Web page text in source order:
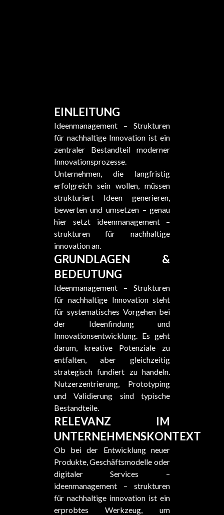
EINLEITUNG
Ideenmanagement – Strukturen
für nachhaltige Innovation ist ein
zentraler Bestandteil moderner
Innovationsprozesse.
Unternehmen, die langfristig
erfolgreich sein wollen, müssen
strukturiert Ideen generieren,
bewerten und umsetzen – genau
hier setzt ideenmanagement –
strukturen für nachhaltige
innovation an.
GRUNDLAGEN &
BEDEUTUNG
Ideenmanagement – Strukturen
für nachhaltige Innovation steht
für systematisches Vorgehen bei
der Ideenfindung und
Innovationsentwicklung. Es geht
darum, kreative Potenziale zu
entfalten, aber gleichzeitig
strategisch fundiert zu handeln.
Nutzerzentrierung, Prototyping
und Validierung sind typische
Bestandteile.
RELEVANZ IM
UNTERNEHMENSKONTEXT
Ob bei der Entwicklung neuer
Produkte, Geschäftsmodelle oder
digitaler Services –
ideenmanagement – strukturen
für nachhaltige innovation ist ein
erprobtes Werkzeug, um